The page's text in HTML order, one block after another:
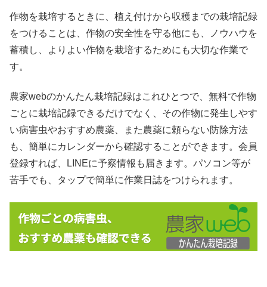
作物を栽培するときに、植え付けから収穫までの栽培記録
をつけることは、作物の安全性を守る他にも、ノウハウを
蓄積し、よりよい作物を栽培するためにも大切な作業で
す。
農家webのかんたん栽培記録はこれひとつで、無料で作物
ごとに栽培記録できるだけでなく、その作物に発生しやす
い病害虫やおすすめ農薬、また農薬に頼らない防除方法
も、簡単にカレンダーから確認することができます。会員
登録すれば、LINEに予察情報も届きます。パソコン等が
苦手でも、タップで簡単に作業日誌をつけられます。